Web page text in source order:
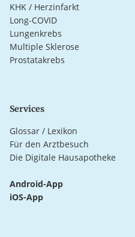
KHK / Herzinfarkt
Long-COVID
Lungenkrebs
Multiple Sklerose
Prostatakrebs
Services
Glossar / Lexikon
Für den Arztbesuch
Die Digitale Hausapotheke
Android-App
iOS-App